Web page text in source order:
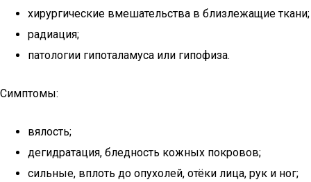
хирургические вмешательства в близлежащие ткани;
радиация;
патологии гипоталамуса или гипофиза.
Симптомы:
вялость;
дегидратация, бледность кожных покровов;
сильные, вплоть до опухолей, отёки лица, рук и ног;